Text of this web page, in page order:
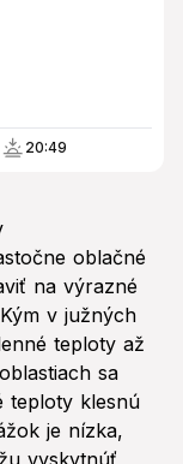
20:49
oblačné
na výrazné
v južných
teploty až
sa
teploty klesnú
je nízka,